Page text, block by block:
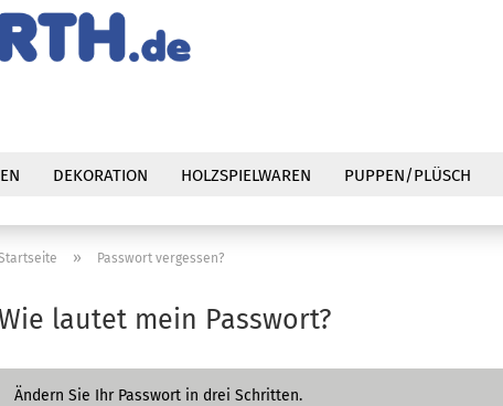
Passwort vergessen?
DEKORATION HOLZSPIELWAREN PUPPEN/PLÜSCH
» Passwort vergessen?
lautet mein Passwort?
Ändern Sie Ihr Passwort in drei Schritten.